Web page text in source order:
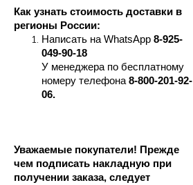
Как узнать стоимость доставки в
регионы России:
Написать на WhatsApp 8-925-
049-90-18
У менеджера по бесплатному
номеру телефона 8-800-201-92-
06.
Уважаемые покупатели! Прежде
чем подписать накладную при
получении заказа, следует